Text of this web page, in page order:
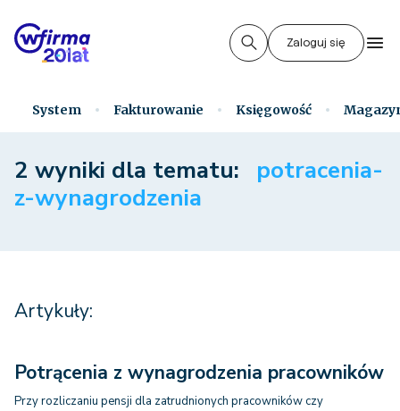
Zaloguj się
System Fakturowanie Księgowość
2 wyniki dla tematu:
potracenia-
z-wynagrodzenia
Artykuły:
Potrącenia z wynagrodzenia pracowników
Przy rozliczaniu pensji dla zatrudnionych pracowników czy